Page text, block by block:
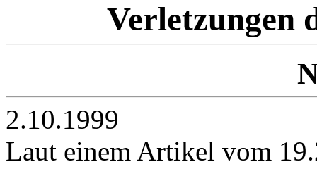
Verletzungen
2.10.1999
Laut einem Artikel vom